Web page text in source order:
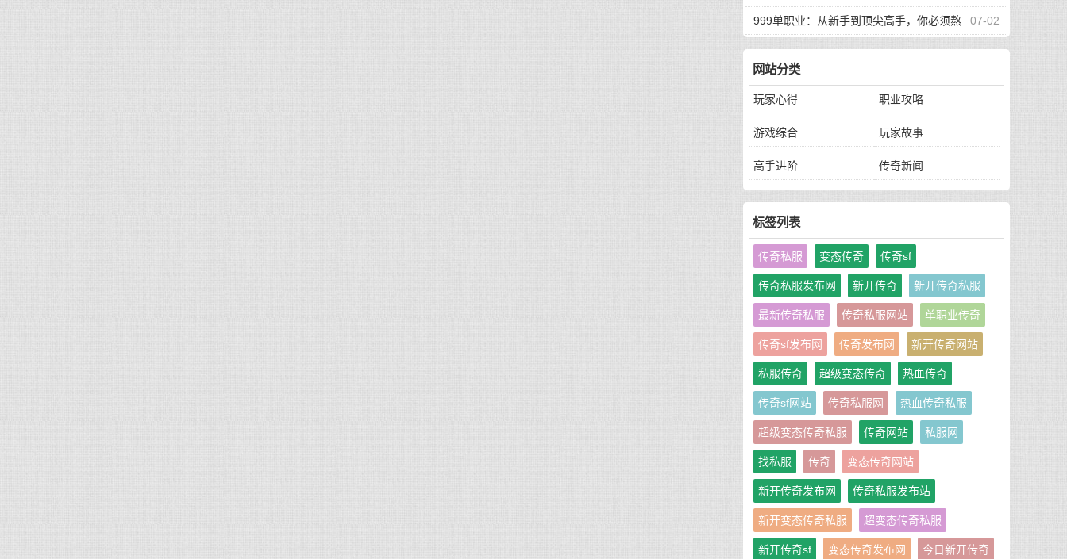
07-02
999单职业：从新手到顶尖高手，你必须熬
过的四道生死关
网站分类
玩家心得 职业攻略
游戏综合 玩家故事
高手进阶 传奇新闻
标签列表
传奇私服 变态传奇 传奇sf
传奇私服发布网 新开传奇 新开传奇私服
最新传奇私服 传奇私服网站 单职业传奇
传奇sf发布网 传奇发布网 新开传奇网站
私服传奇 超级变态传奇 热血传奇
传奇sf网站 传奇私服网 热血传奇私服
超级变态传奇私服 传奇网站 私服网
找私服 传奇 变态传奇网站
新开传奇发布网 传奇私服发布站
新开变态传奇私服 超变态传奇私服
新开传奇sf 变态传奇发布网 今日新开传奇